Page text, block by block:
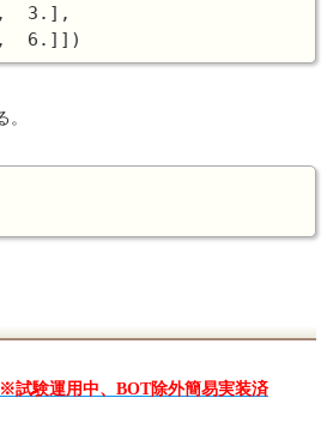
3.],
。
※試験運用中、BOT除外簡易実装済